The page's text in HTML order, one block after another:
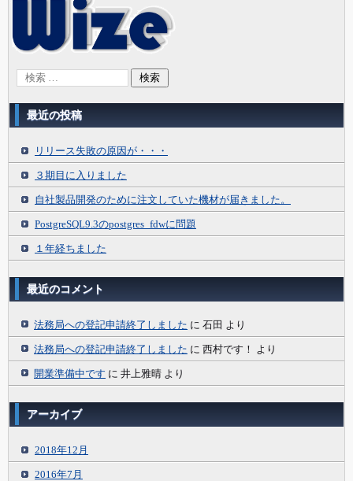
最近の投稿
リリース失敗の原因が・・・
３期目に入りました
自社製品開発のために注文していた機材が届きました。
PostgreSQL9.3のpostgres_fdwに問題
１年経ちました
最近のコメント
法務局への登記申請終了しました に 石田 より
法務局への登記申請終了しました に 西村です！ より
開業準備中です に 井上雅晴 より
アーカイブ
2018年12月
2016年7月